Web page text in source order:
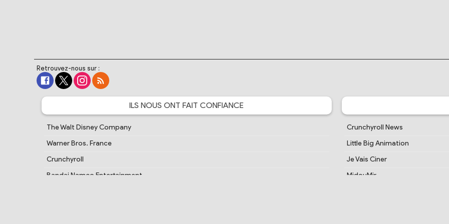
Retrouvez-nous sur :
ILS NOUS ONT FAIT CONFIANCE
The Walt Disney Company
Warner Bros. France
Crunchyroll
Bandai Namco Entertainment
Crunchyroll News
Little Big Animation
Je Vais Ciner
MidouMir